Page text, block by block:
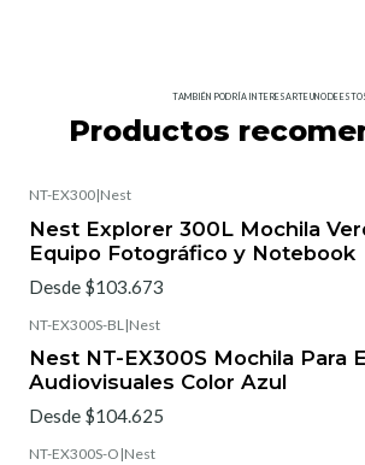
TAMBIÉN PODRÍA INTERESARTE UNO DE
Productos
NT-EX300|Nest
Nest Explorer 300L Mochila
Equipo Fotográfico y Notebook
Desde $103.673
NT-EX300S-BL |Nest
Nest NT-EX300S Mochila Para
Audiovisuales Color Azul
Desde $104.625
NT-EX300S-O |Nest